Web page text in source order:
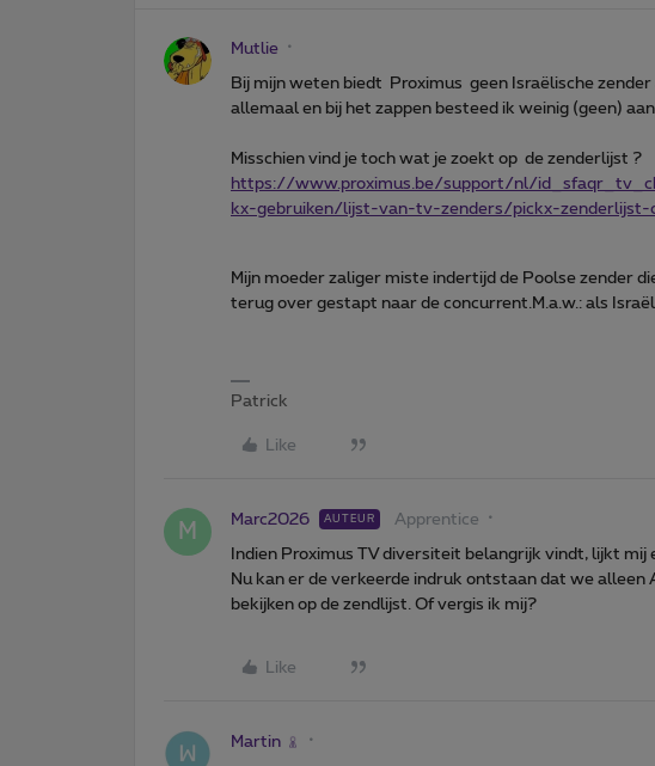
Mutlie
Bij mijn weten biedt Proximus geen Israëlische zender
allemaal en bij het zappen besteed ik weinig (geen)
Misschien vind je toch wat je zoekt op de zenderlijst ?
https://www.proximus.be/support/nl/
kx-gebruiken/lijst-van-tv-zenders/pickx-
Mijn moeder zaliger miste indertijd de Poolse zender
terug over gestapt naar de concurrent.M.a.w.: als
Patrick
Like
M Marc2026 AUTEUR Apprentice
Indien Proximus TV diversiteit belangrijk vindt, lijkt mij
Nu kan er de verkeerde indruk ontstaan dat we alleen
bekijken op de zendlijst. Of vergis ik mij?
Like
Martin